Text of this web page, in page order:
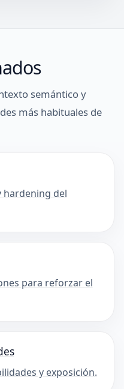
semántico y
más habituales de
hardening del
para reforzar el
y exposición.